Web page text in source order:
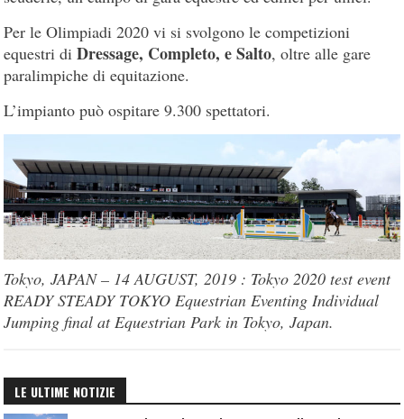
Per le Olimpiadi 2020 vi si svolgono le competizioni
equestri diDressage, Completo, e Salto, oltre alle gare
paralimpiche di equitazione.
L’impianto può ospitare 9.300 spettatori.
Tokyo, JAPAN – 14 AUGUST, 2019 : Tokyo 2020 test event
READY STEADY TOKYO Equestrian Eventing Individual
Jumping final at Equestrian Park in Tokyo, Japan.
LE ULTIME NOTIZIE